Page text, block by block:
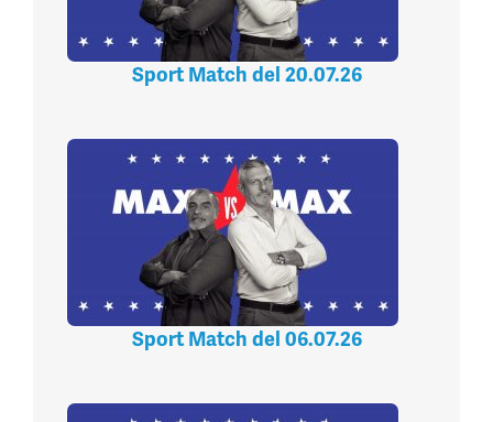
Sport Match del 20.07.26
Sport Match del 06.07.26